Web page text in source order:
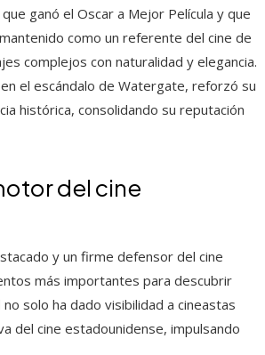
que ganó el Oscar a Mejor Película y que
como un referente del cine de
complejos con naturalidad y elegancia.
el escándalo de Watergate, reforzó su
histórica, consolidando su reputación
del cine
y un firme defensor del cine
más importantes para descubrir
solo ha dado visibilidad a cineastas
del cine estadounidense, impulsando